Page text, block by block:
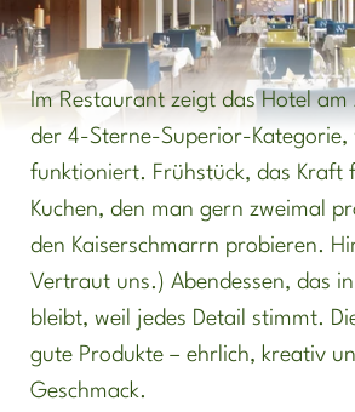
Im Restaurant zeigt das Hotel am
der 4-Sterne-Superior-Kategorie,
funktioniert. Frühstück, das Kraft
Kuchen, den man gern zweimal
den Kaiserschmarrn probieren.
Vertraut uns.) Abendessen, das
bleibt, weil jedes Detail stimmt.
gute Produkte – ehrlich, kreativ
Geschmack.